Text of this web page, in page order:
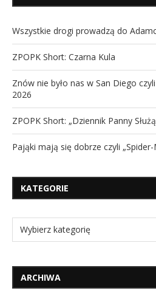
Wszystkie drogi prowadzą do
ZPOPK Short: Czarna Kula
Znów nie było nas w San Diego
2026
ZPOPK Short: „Dziennik Panny
Pająki mają się dobrze czyli
KATEGORIE
ARCHIWA